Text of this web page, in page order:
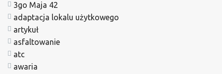
3go Maja 42
adaptacja lokalu użytkowego
artykuł
asfaltowanie
atc
awaria